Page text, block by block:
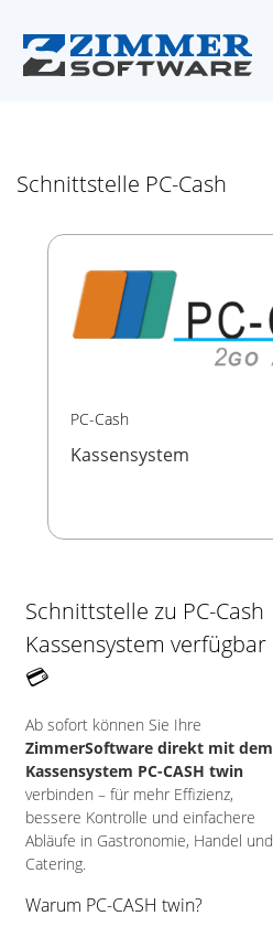
Schnittstelle PC-Cash
PC-Cash
Kassensystem
Schnittstelle zu PC-Cash
Kassensystem verfügbar
💳
Ab sofort können Sie Ihre
ZimmerSoftware direkt mit dem
Kassensystem PC-CASH twin
verbinden – für mehr Effizienz,
bessere Kontrolle und einfachere
Abläufe in Gastronomie, Handel und
Catering.
Warum PC-CASH twin?